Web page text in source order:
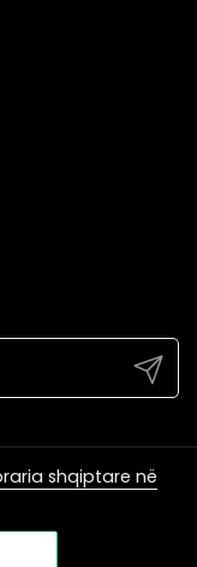
Submit
shqiptare në